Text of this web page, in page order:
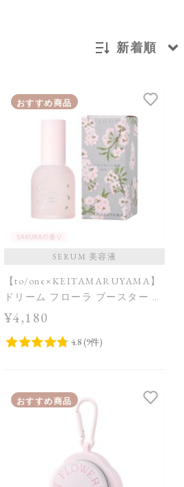
新着順
価格が安い
価格が高い
レビューが多い順
レビュー評価が高い順
人気順
おすすめ商品
SERUM 美容液
【to/one×KEITAMARUYAMA】
ドリーム フローラ ブースター セ
ラム SAKURA in Bloom＜限定品
¥4,180
おすすめ商品